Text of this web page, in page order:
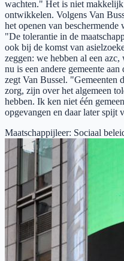
wachten." Het is niet
ontwikkelen. Volgens Van
het openen van
"De tolerantie in de
ook bij de komst van
zeggen: we hebben al een
nu is een andere gemeente
zegt Van Bussel. "Gemeenten
zorg, zijn over het algemeen
hebben. Ik ken niet één
opgevangen en daar later spijt
Maatschappijleer: Sociaal